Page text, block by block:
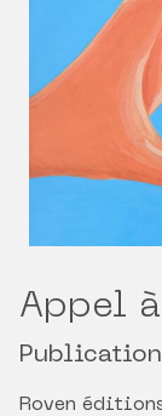
Appel
Publication
Roven